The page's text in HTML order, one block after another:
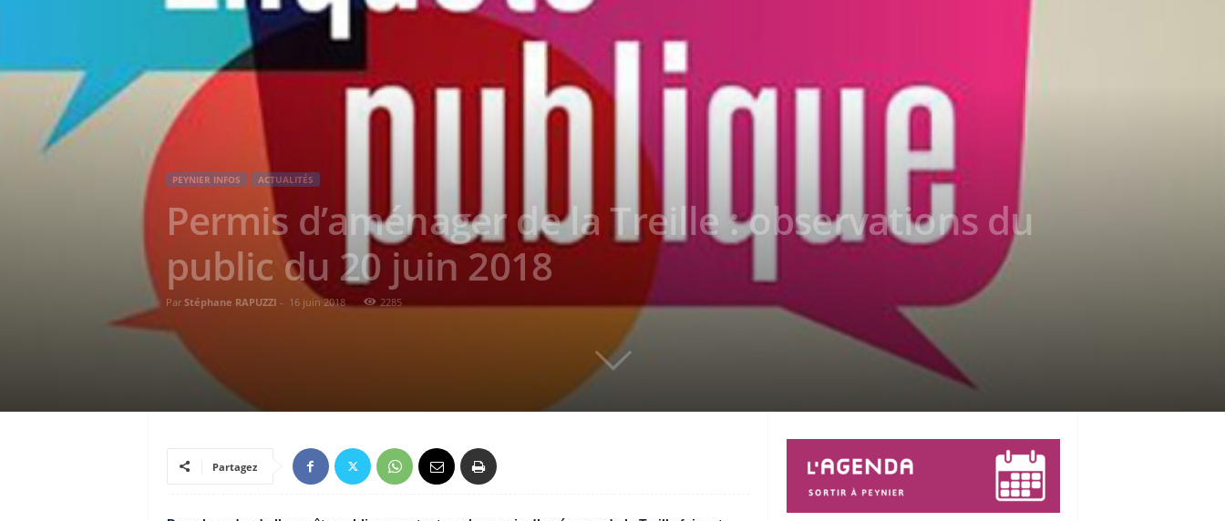
PEYNIER INFOS ACTUALITÉS
Permis d’aménager de la Treille : observations du
public du 20 juin 2018
Par Stéphane RAPUZZI - 16 juin 2018 2285
Partagez